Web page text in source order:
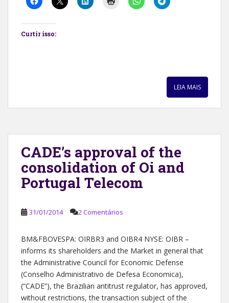
Curtir isso:
LEIA MAIS
CADE’s approval of the
consolidation of Oi and
Portugal Telecom
31/01/2014 2 Comentários
BM&FBOVESPA: OIRBR3 and OIBR4 NYSE: OIBR –
informs its shareholders and the Market in general that
the Administrative Council for Economic Defense
(Conselho Administrativo de Defesa Economica),
(“CADE”), the Brazilian antitrust regulator, has approved,
without restrictions, the transaction subject of the